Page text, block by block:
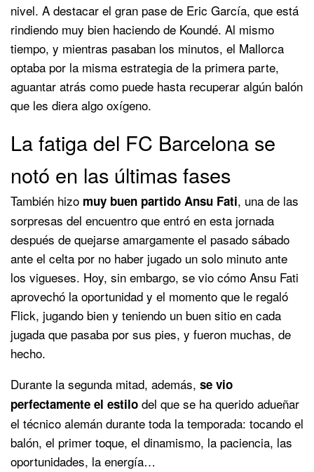
nivel. A destacar el gran pase de Eric García, que está
rindiendo muy bien haciendo de Koundé. Al mismo
tiempo, y mientras pasaban los minutos, el Mallorca
optaba por la misma estrategia de la primera parte,
aguantar atrás como puede hasta recuperar algún balón
que les diera algo oxígeno.
La fatiga del FC Barcelona se
notó en las últimas fases
También hizo muy buen partido Ansu Fati, una de las
sorpresas del encuentro que entró en esta jornada
después de quejarse amargamente el pasado sábado
ante el celta por no haber jugado un solo minuto ante
los vigueses. Hoy, sin embargo, se vio cómo Ansu Fati
aprovechó la oportunidad y el momento que le regaló
Flick, jugando bien y teniendo un buen sitio en cada
jugada que pasaba por sus pies, y fueron muchas, de
hecho.
Durante la segunda mitad, además, se vio
perfectamente el estilo del que se ha querido adueñar
el técnico alemán durante toda la temporada: tocando el
balón, el primer toque, el dinamismo, la paciencia, las
oportunidades, la energía…